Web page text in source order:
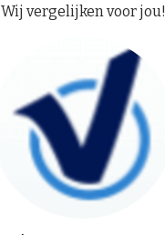
Wij vergelijken voor jou!